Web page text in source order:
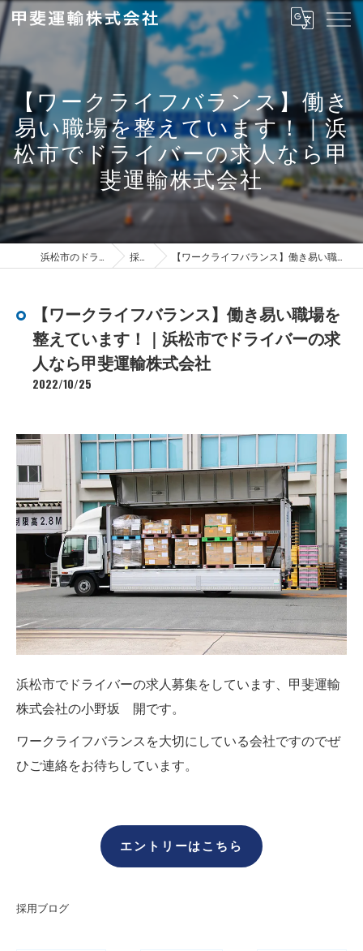
【ワークライフバランス】働き
易い職場を整えています！｜浜
松市でドライバーの求人なら甲
斐運輸株式会社
採用ブログ 【ワークライフバランス】働き易い職場を整えています！｜浜松市でドライバーの求人なら甲斐運輸株式会社
【ワークライフバランス】働き易い職場を
整えています！｜浜松市でドライバーの求
人なら甲斐運輸株式会社
2022/10/25
浜松市でドライバーの求人募集をしています、甲斐運輸
株式会社の小野坂 開です。
ワークライフバランスを大切にしている会社ですのでぜ
ひご連絡をお待ちしています。
エントリーはこちら
採用ブログ